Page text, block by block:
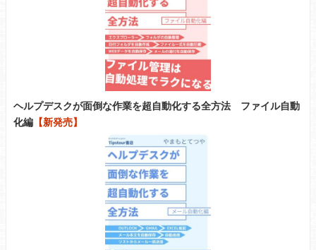
ヘルプデスクが面倒な作業を超自動化する全方法 ファイル自動
化編 【新発売】